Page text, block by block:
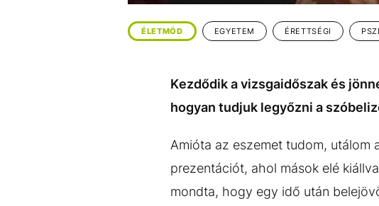
ÉLETMÓD EGYETEM ÉRETTSÉGI
Kezdődik a vizsgaidőszak és
hogyan tudjuk legyőzni a
Amióta az eszemet tudom, utálom
prezentációt, ahol mások elé
mondta, hogy egy idő után